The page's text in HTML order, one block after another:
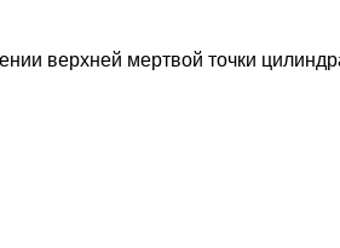
верхней мертвой точки